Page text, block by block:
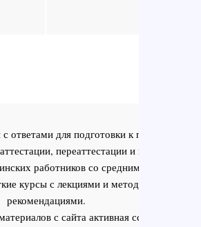
ответами для подготовки к первичной
переаттестации и повышения
работников со средним и высшим
курсы с лекциями и методическими
рекомендациями.
с сайта активная ссылка на